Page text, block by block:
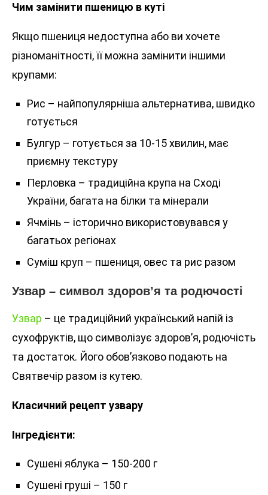
Чим замінити пшеницю в куті
Якщо пшениця недоступна або ви хочете
різноманітності, її можна замінити іншими
крупами:
Рис – найпопулярніша альтернатива, швидко
готується
Булгур – готується за 10-15 хвилин, має
приємну текстуру
Перловка – традиційна крупа на Сході
України, багата на білки та мінерали
Ячмінь – історично використовувався у
багатьох регіонах
Суміш круп – пшениця, овес та рис разом
Узвар – символ здоров’я та родючості
Узвар – це традиційний український напій із
сухофруктів, що символізує здоров’я, родючість
та достаток. Його обов’язково подають на
Святвечір разом із кутею.
Класичний рецепт узвару
Інгредієнти:
Сушені яблука – 150-200 г
Сушені груші – 150 г